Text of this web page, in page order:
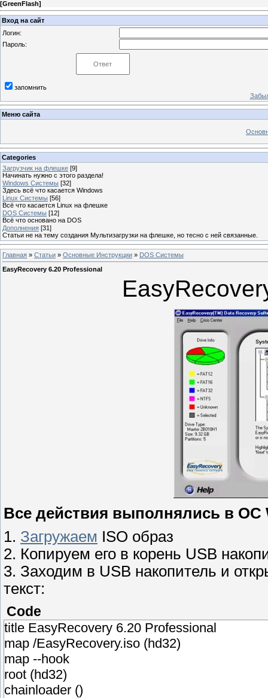
[GreenFlash]
Вход на сайт
Логин:
Пароль:
запомнить
Меню сайта
Categories
Загрузчик на флешке [9]
Начинать нужно с этого раздела!
Windows Системы [32]
Здесь всё что касается Windows
Linuх Системы [56]
Всё что касается Linux на флешке
DOS Системы [12]
Всё что основано на DOS
Дополнения [31]
Статьи не на тему создания Мультизагрузки на флешке, но тесно с ней связанные.
Главная » Статьи » Основные Инструкции » DOS Системы
EasyRecovery 6.20 Professional
Все действия выполнялись в ОС
1. Загружаем ISO образ
2. Копируем его в корень USB
3. Заходим в USB накопитель и
текст:
Code
title EasyRecovery 6.20 Professional
map /EasyRecovery.iso (hd32)
map --hook
root (hd32)
chainloader ()